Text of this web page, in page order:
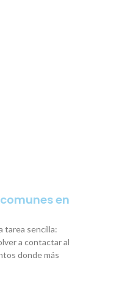
en
tarea sencilla:
a contactar al
donde más